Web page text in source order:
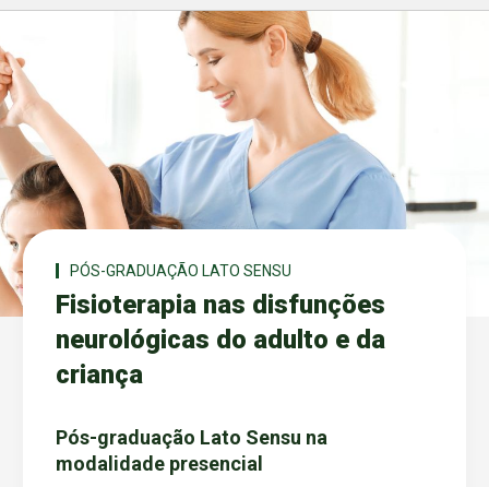
PÓS-GRADUAÇÃO LATO SENSU
Fisioterapia nas disfunções
neurológicas do adulto e da
criança
Pós-graduação Lato Sensu na
modalidade presencial